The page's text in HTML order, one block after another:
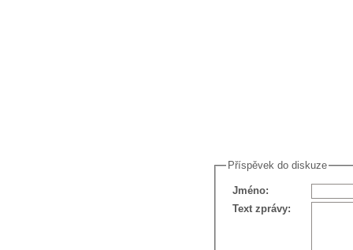
Příspěvek do diskuze
Jméno:
Text zprávy: